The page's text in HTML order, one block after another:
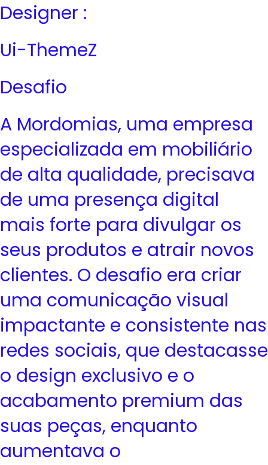
Designer :
Ui-ThemeZ
Desafio
A Mordomias, uma empresa
especializada em mobiliário
de alta qualidade, precisava
de uma presença digital
mais forte para divulgar os
seus produtos e atrair novos
clientes. O desafio era criar
uma comunicação visual
impactante e consistente nas
redes sociais, que destacasse
o design exclusivo e o
acabamento premium das
suas peças, enquanto
aumentava o